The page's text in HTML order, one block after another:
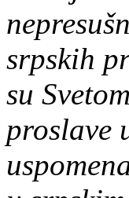
srpskih
su
proslave